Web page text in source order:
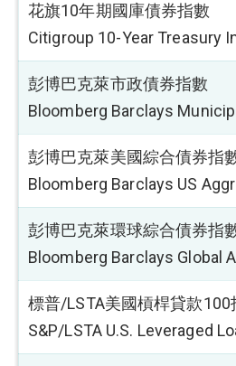
花旗10年期國庫債券指數
Citigroup 10-Year Treasury
彭博巴克萊市政債券指數
Bloomberg Barclays
彭博巴克萊美國綜合債券指
Bloomberg Barclays US
彭博巴克萊環球綜合債券指
Bloomberg Barclays Global
標普/LSTA美國槓桿貸款100
S&P/LSTA U.S. Leveraged